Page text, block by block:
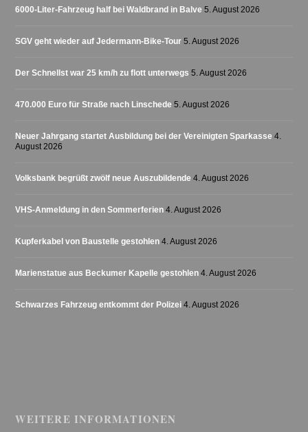
6000-Liter-Fahrzeug half bei Waldbrand in Balve 5. August 2026
SGV geht wieder auf Jedermann-Bike-Tour 5. August 2026
Der Schnellst war 25 km/h zu flott unterwegs 5. August 2026
470.000 Euro für Straße nach Linschede 5. August 2026
Neuer Jahrgang startet Ausbildung bei der Vereinigten Sparkasse 4.
August 2026
Volksbank begrüßt zwölf neue Auszubildende 4. August 2026
VHS-Anmeldung in den Sommerferien 4. August 2026
Kupferkabel von Baustelle gestohlen 4. August 2026
Marienstatue aus Beckumer Kapelle gestohlen 4. August 2026
Schwarzes Fahrzeug entkommt der Polizei 4. August 2026
WEITERE INFORMATIONEN